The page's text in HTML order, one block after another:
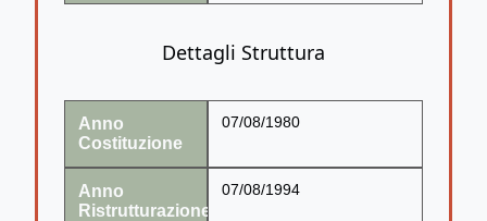
Dettagli Struttura
Anno
Costituzione
07/08/1980
Anno
Ristrutturazione
07/08/1994